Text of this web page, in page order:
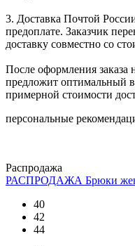
3. Доставка Почтой
предоплате. Заказчик
доставку совместно со
После оформления заказа
предложит оптимальный
примерной стоимости
персональные
Распродажа
РАСПРОДАЖА Брюки
40
42
44